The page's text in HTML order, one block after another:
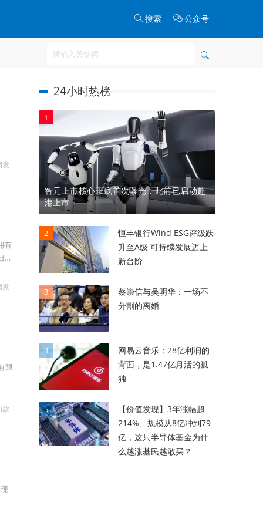
搜索 公众号
发
有
发
限
款
24小时热榜
1
智元上市核心班底首次曝光，此前已启动赴
港上市
2
恒丰银行Wind ESG评级跃
升至A级 可持续发展迈上
新台阶
3
蔡崇信与吴明华：一场不
分割的离婚
4
网易云音乐：28亿利润的
背面，是1.47亿月活的孤
独
5
【价值发现】3年涨幅超
214%、规模从8亿冲到79
亿，这只半导体基金为什
么越涨基民越敢买？